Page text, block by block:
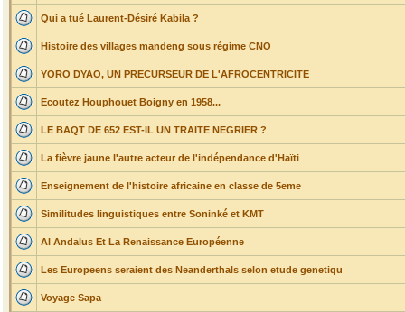
Qui a tué Laurent-Désiré Kabila ?
Histoire des villages mandeng sous régime CNO
YORO DYAO, UN PRECURSEUR DE L'AFROCENTRICITE
Ecoutez Houphouet Boigny en 1958...
LE BAQT DE 652 EST-IL UN TRAITE NEGRIER ?
La fièvre jaune l'autre acteur de l'indépendance d'Haïti
Enseignement de l'histoire africaine en classe de 5eme
Similitudes linguistiques entre Soninké et KMT
Al Andalus Et La Renaissance Européenne
Les Europeens seraient des Neanderthals selon etude genetiqu
Voyage Sapa